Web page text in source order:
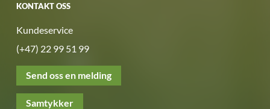
KONTAKT OSS
Kundeservice
(+47) 22 99 51 99
Send oss en melding
Samtykker